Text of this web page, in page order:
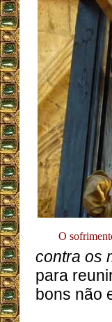
O
contra os
para
bons não